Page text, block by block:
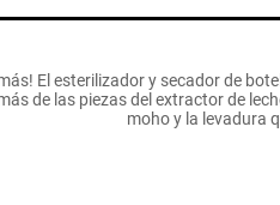
El esterilizador y secador de
de las piezas del extractor de
moho y la levadura